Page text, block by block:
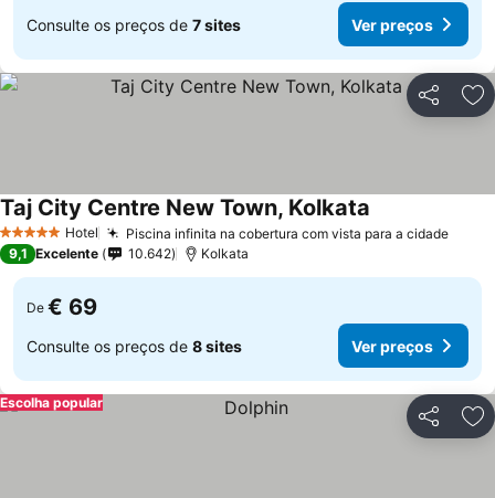
Consulte os preços de 7 sites Ver preços
Partilhar
5 Estrelas Hotel Piscina infinita na cobertura com vista para a cidade
Taj City Centre New Town, Kolkata
9,1 Excelente 10.642 Kolkata
De € 69
Consulte os preços de 8 sites Ver preços
Partilhar
Escolha popular